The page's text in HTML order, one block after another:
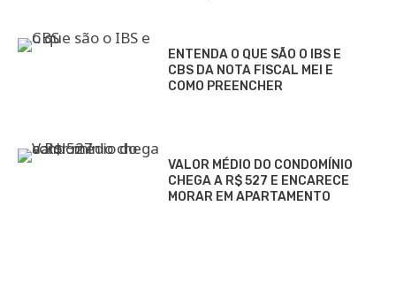
ENTENDA O QUE SÃO O IBS E
CBS DA NOTA FISCAL MEI E
COMO PREENCHER
VALOR MÉDIO DO CONDOMÍNIO
CHEGA A R$ 527 E ENCARECE
MORAR EM APARTAMENTO